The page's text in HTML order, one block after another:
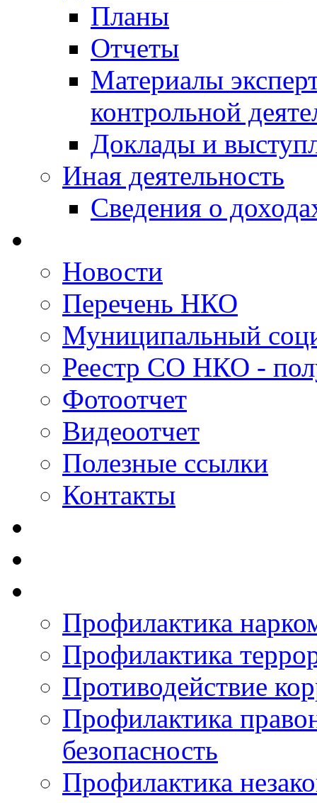
Планы
Отчеты
Материалы
контрольной
Доклады и
Иная деятельность
Сведения о
Новости
Перечень НКО
Муниципальный
Реестр СО НКО -
Фотоотчет
Видеоотчет
Полезные ссылки
Контакты
Профилактика
Профилактика
Противодействие
Профилактика
безопасность
Профилактика